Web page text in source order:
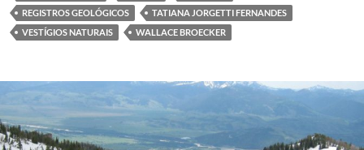
REGISTROS GEOLÓGICOS
TATIANA JORGETTI FERNANDES
VESTÍGIOS NATURAIS
WALLACE BROECKER